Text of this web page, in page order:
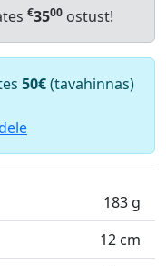
€3500 ostust!
50€(tavahinnas)
183 g
12 cm